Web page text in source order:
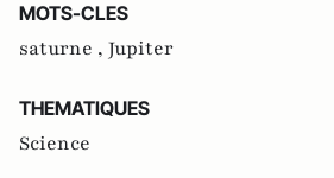
MOTS-CLES
saturne , Jupiter
THEMATIQUES
Science